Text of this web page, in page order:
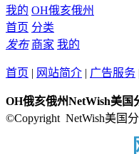
我的 OH俄亥俄州
首页 分类
发布 商家 我的
首页 | 网站简介 | 广告服务
OH俄亥俄州NetWish美国
©Copyright NetWish美国